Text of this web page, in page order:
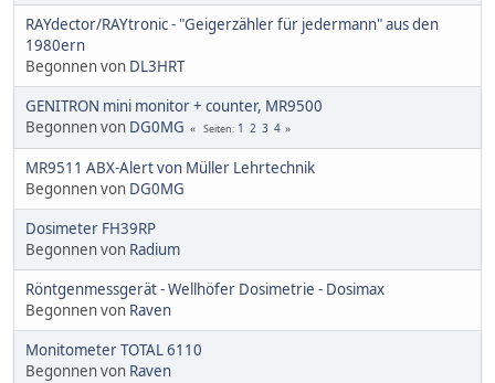
RAYdector/RAYtronic - "Geigerzähler für jedermann" aus den
1980ern
Begonnen von DL3HRT
GENITRON mini monitor + counter, MR9500
Begonnen von DG0MG Seiten 1 2 3 4
MR9511 ABX-Alert von Müller Lehrtechnik
Begonnen von DG0MG
Dosimeter FH39RP
Begonnen von Radium
Röntgenmessgerät - Wellhöfer Dosimetrie - Dosimax
Begonnen von Raven
Monitometer TOTAL 6110
Begonnen von Raven